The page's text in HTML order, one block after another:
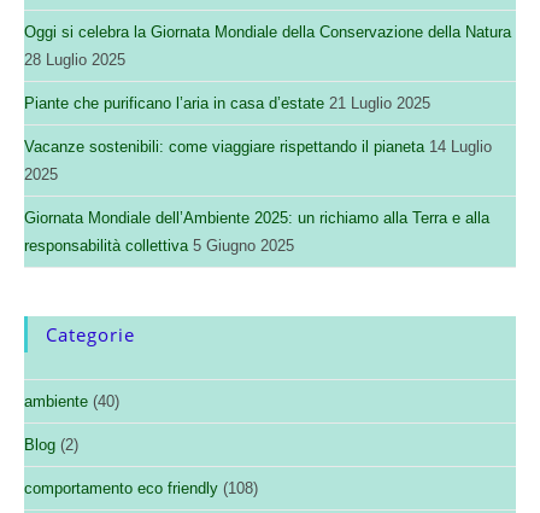
Oggi si celebra la Giornata Mondiale della Conservazione della Natura
28 Luglio 2025
Piante che purificano l’aria in casa d’estate 21 Luglio 2025
Vacanze sostenibili: come viaggiare rispettando il pianeta 14 Luglio
2025
Giornata Mondiale dell’Ambiente 2025: un richiamo alla Terra e alla
responsabilità collettiva 5 Giugno 2025
Categorie
ambiente (40)
Blog (2)
comportamento eco friendly (108)